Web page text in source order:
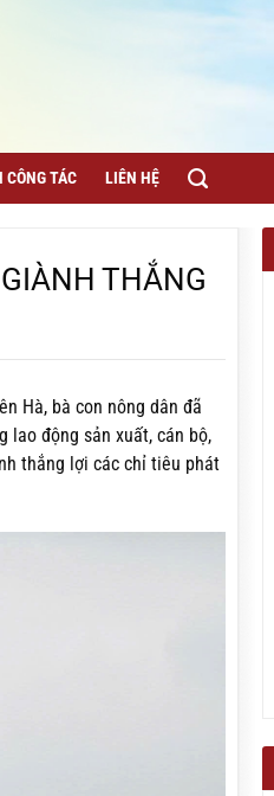
CÔNG TÁC LIÊN HỆ
THẮNG
Hà, bà con nông dân đã
lao động sản xuất, cán bộ,
thắng lợi các chỉ tiêu phát